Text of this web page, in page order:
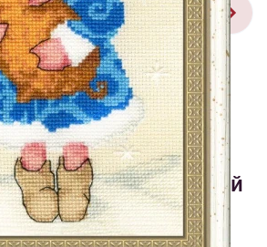
1/3
- обзор
товара могут незначительно
продукции, взависимости от разрешения и
а также условий освещения при съемке
Копилка желаний